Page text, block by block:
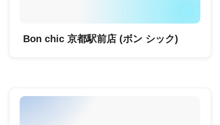
Bon chic 京都駅前店 (ボン シック)